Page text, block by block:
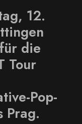
12.
die
Tour
Pop-
Prag.